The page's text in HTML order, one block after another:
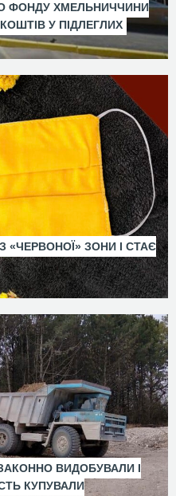
ФОНДУ ХМЕЛЬНИЧЧИНИ
У ПІДЛЕГЛИХ
ЗОНИ І СТАЄ
ВИДОБУВАЛИ І
КУПУВАЛИ